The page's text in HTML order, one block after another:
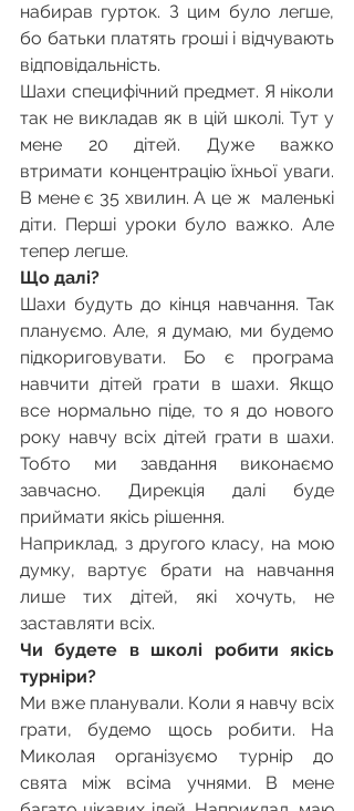
набирав гурток. З цим було легше,
бо батьки платять гроші і відчувають
відповідальність.
Шахи специфічний предмет. Я ніколи
так не викладав як в цій школі. Тут у
мене 20 дітей. Дуже важко
втримати концентрацію їхньої уваги.
В мене є 35 хвилин. А це ж  маленькі
діти. Перші уроки було важко. Але
тепер легше.
Що далі?
Шахи будуть до кінця навчання. Так
плануємо. Але, я думаю, ми будемо
підкориговувати. Бо є програма
навчити дітей грати в шахи. Якщо
все нормально піде, то я до нового
року навчу всіх дітей грати в шахи.
Тобто ми завдання виконаємо
завчасно. Дирекція далі буде
приймати якісь рішення.
Наприклад, з другого класу, на мою
думку, вартує брати на навчання
лише тих дітей, які хочуть, не
заставляти всіх.
Чи будете в школі робити якісь
турніри?
Ми вже планували. Коли я навчу всіх
грати, будемо щось робити. На
Миколая організуємо турнір до
свята між всіма учнями. В мене